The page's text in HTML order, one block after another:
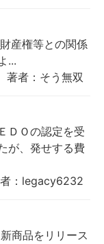
産権等との関係
...
著者：そう無双
ＤＯの認定を受
が、発せする費
：legacy6232
商品をリリース